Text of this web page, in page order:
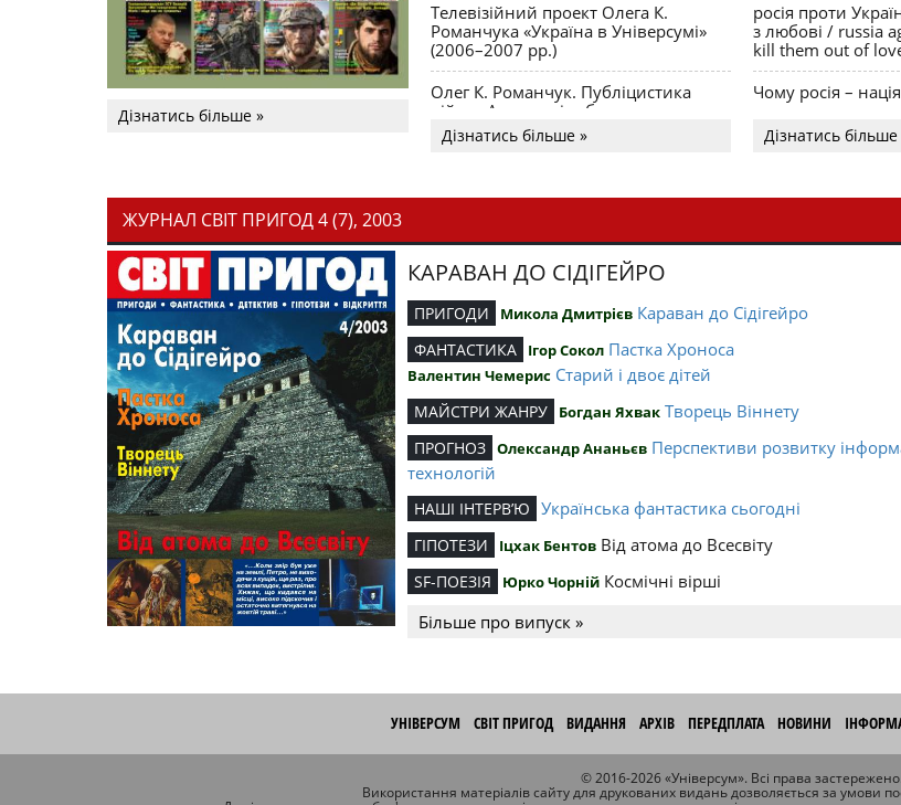
Дізнатись більше »
Телевізійний проект Олега К.
Романчука «Україна в Універсумі»
(2006–2007 рр.)
Олег К. Романчук. Публіцистика
війни. Акценти і табу
Дізнатись більше »
росія проти
з любові / russia
kill them out of
Чому росія –
Дізнатись більше
ЖУРНАЛ СВІТ ПРИГОД 4 (7), 2003
КАРАВАН ДО СІДІГЕЙРО
ПРИГОДИ Микола Дмитрієв Караван до Сідігейро
ФАНТАСТИКА Ігор Сокол Пастка Хроноса
Валентин Чемерис Старий і двоє дітей
МАЙСТРИ ЖАНРУ Богдан Яхвак Творець Віннету
ПРОГНОЗ Олександр Ананьєв Перспективи розвитку
технологій
НАШІ ІНТЕРВ’Ю Українська фантастика сьогодні
ГІПОТЕЗИ Іцхак Бентов Від атома до Всесвіту
SF-ПОЕЗІЯ Юрко Чорній Космічні вірші
Більше про випуск »
УНІВЕРСУМ СВІТ ПРИГОД ВИДАННЯ АРХІВ ПЕРЕДПЛАТА НОВИНИ
© 2016-2026 «Універсум». Всі права застережено.
Використання матеріалів сайту для друкованих видань дозволяється за умови